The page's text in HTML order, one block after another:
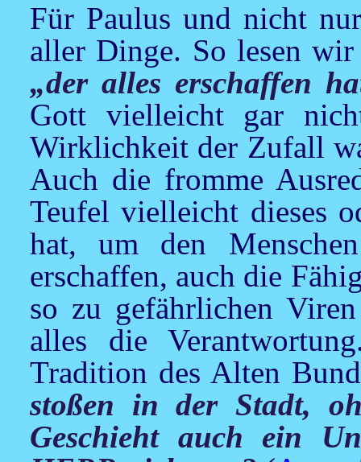
Für Paulus und nicht
aller Dinge. So lesen
„der alles erschaffen
Gott vielleicht gar
Wirklichkeit der Zufall
Auch die fromme
Teufel vielleicht dieses
hat, um den
erschaffen, auch die
so zu gefährlichen
alles die
Tradition des Alten
stoßen in der Stadt,
Geschieht auch ein